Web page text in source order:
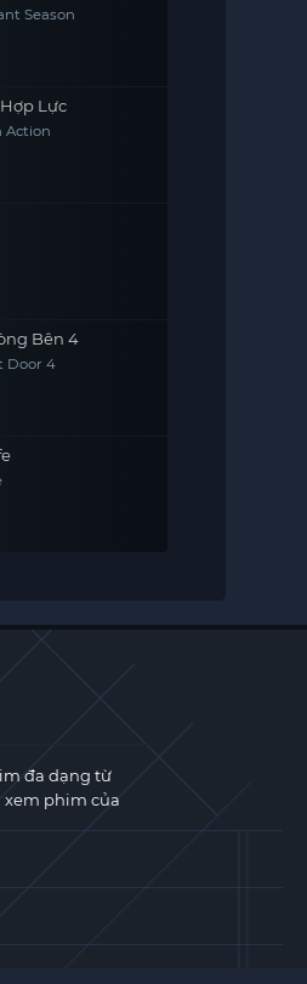
Season
Lực
Action
Bên 4
Door 4
đa dạng từ
xem phim của